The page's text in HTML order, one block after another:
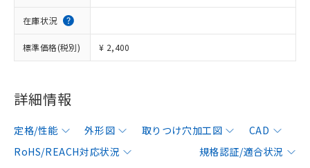
在庫状況
標準価格(税別) ¥ 2,400
詳細情報
定格/性能 外形図 取りつけ穴加工図
CAD
RoHS/REACH対応状況
規格認証/適合状況